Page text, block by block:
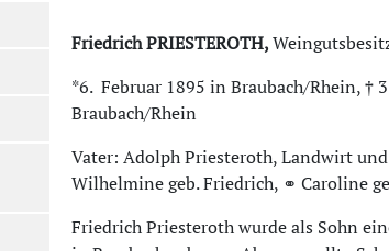
Friedrich PRIESTEROTH,
*6. Februar 1895 in Braubach/Rhein, †
Braubach/Rhein
Vater: Adolph Priesteroth, Landwirt
Wilhelmine geb. Friedrich, ⚭ Caroline
Friedrich Priesteroth wurde als Sohn